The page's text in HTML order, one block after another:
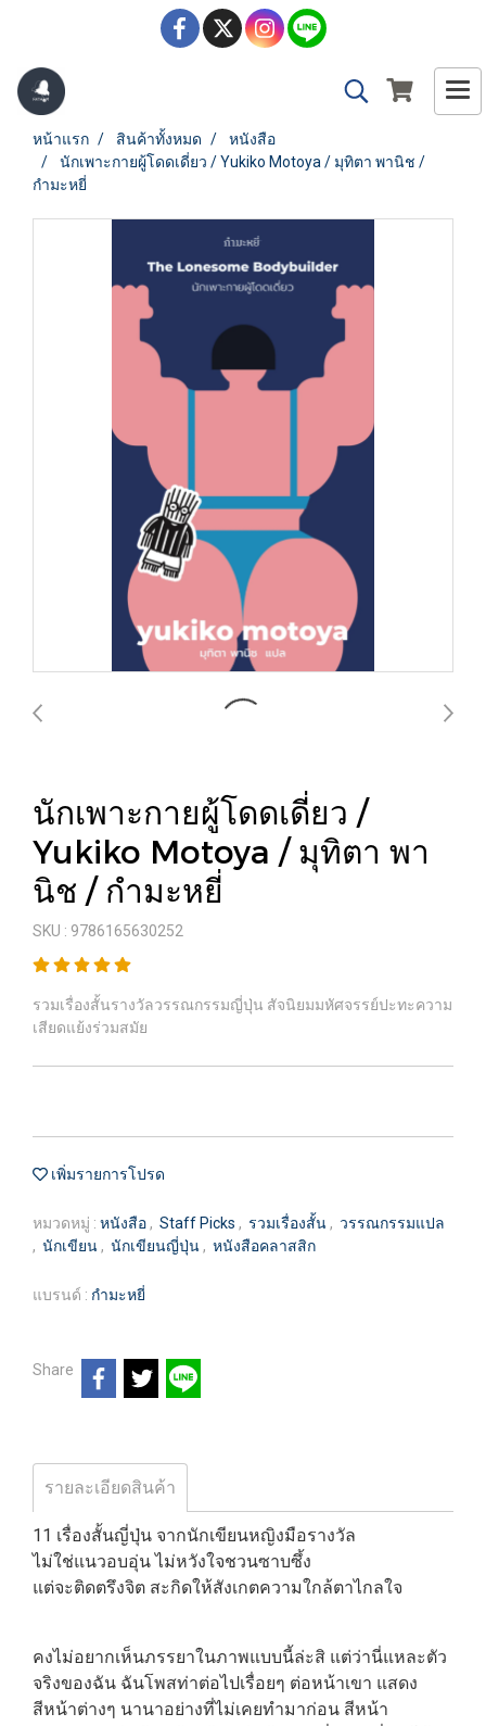
หน้าแรก สินค้าทั้งหมด
หนังสือ
นักเพาะกายผู้โดดเดี่ยว / Yukiko Motoya / มุทิตา พานิช /
กำมะหยี่
นักเพาะกายผู้โดดเดี่ยว /
Yukiko Motoya / มุทิตา พา
นิช / กำมะหยี่
SKU : 9786165630252
รวมเรื่องสั้นรางวัลวรรณกรรมญี่ปุ่น สัจนิยมมหัศจรรย์ปะทะความ
เสียดแย้งร่วมสมัย
เพิ่มรายการโปรด
หมวดหมู่ : หนังสือ , Staff Picks , รวมเรื่องสั้น , วรรณกรรมแปล
, นักเขียน , นักเขียนญี่ปุ่น , หนังสือคลาสสิก
แบรนด์ : กำมะหยี่
Share
รายละเอียดสินค้า
11 เรื่องสั้นญี่ปุ่น จากนักเขียนหญิงมือรางวัล
ไม่ใช่แนวอบอุ่น ไม่หวังใจชวนซาบซึ้ง
แต่จะติดตรึงจิต สะกิดให้สังเกตความใกล้ตาไกลใจ
คงไม่อยากเห็นภรรยาในภาพแบบนี้ล่ะสิ แต่ว่านี่แหละตัว
จริงของฉัน ฉันโพสท่าต่อไปเรื่อยๆ ต่อหน้าเขา แสดง
สีหน้าต่างๆ นานาอย่างที่ไม่เคยทำมาก่อน สีหน้า